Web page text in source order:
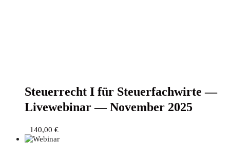
Steu­er­recht I für Steu­er­fach­wir­te —
Live­web­i­nar — Novem­ber 2025
140,00 €